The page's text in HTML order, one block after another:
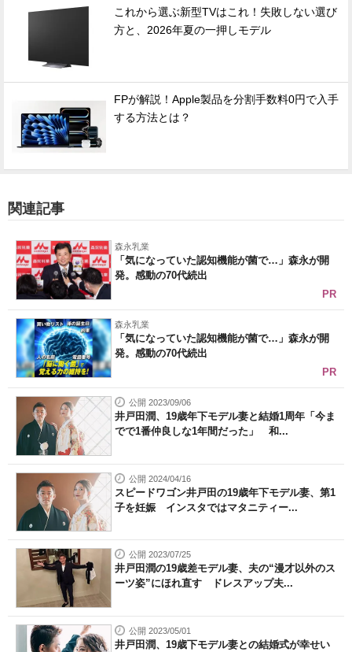
これから選ぶ新型TVはこれ！失敗しない選び
方と、2026年夏の一押しモデル
FPが解説！Apple製品を分割手数料0円で入手
する方法とは？
関連記事
森永乳業
「気になっていた認知機能が菌で…」森永が開
発。感動の70代続出
PR
森永乳業
「気になっていた認知機能が菌で…」森永が開
発。感動の70代続出
PR
公開 2023/09/06
井戸田潤、19歳年下モデル妻と結婚1周年「今ま
でで1番仲良しな1年間だった」 和...
公開 2024/04/16
スピードワゴン井戸田の19歳年下モデル妻、第1
子を妊娠 インスタではマタニティー...
公開 2023/07/25
井戸田潤の19歳差モデル妻、夫の“漫才以外のス
ーツ姿”にほれ直す ドレスアップ夫...
公開 2023/05/01
井戸田潤、19歳下モデル妻との結婚式が幸せい